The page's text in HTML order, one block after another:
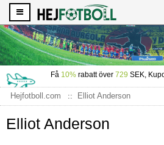
Få 10%rabatt över 729 SEK,
Hejfotboll.com Elliot Anderson
Elliot Anderson